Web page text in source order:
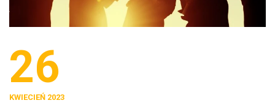
26
KWIECIEŃ 2023